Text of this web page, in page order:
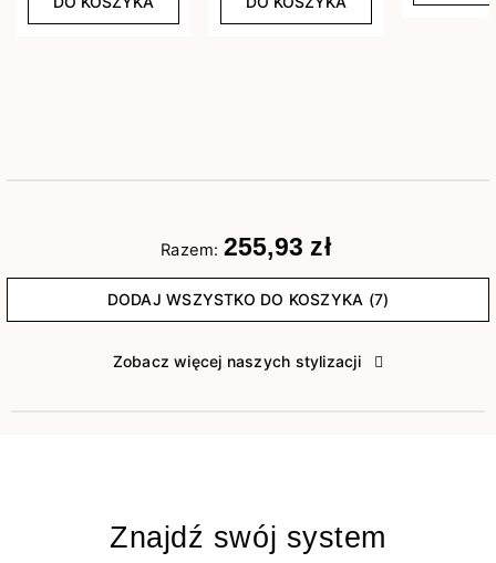
Razem: 255,93 zł
DODAJ WSZYSTKO DO KOSZYKA (7)
Zobacz więcej naszych stylizacji
Znajdź swój system